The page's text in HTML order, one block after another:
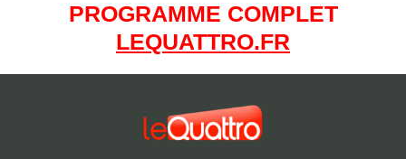
PROGRAMME COMPLET
LEQUATTRO.FR